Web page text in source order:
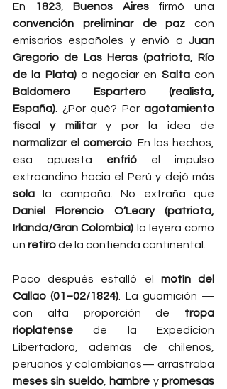
En 1823, Buenos Aires
convención preliminar de paz con
emisarios españoles y envió a Juan
Gregorio de Las Heras (patriota, Río
de la Plata) a negociar en Salta
Baldomero Espartero (realista,
España) . ¿Por qué? Por agotamiento
fiscal y militar
normalizar el comercio . En los hechos,
esa apuesta enfrió el impulso
sola
Daniel Florencio O’Leary (patriota,
Irlanda/Gran Colombia) lo leyera como
un retiro de la contienda continental.
Poco después estalló el motín del
Callao (01–02/1824) . La guarnición —
con alta proporción de tropa
rioplatense de la Expedición
Libertadora, además de chilenos,
meses sin sueldo, hambre y promesas